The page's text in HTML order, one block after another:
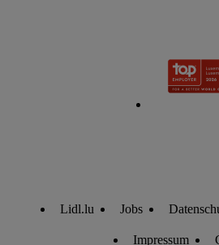
Lidl.lu Jobs
Impressum